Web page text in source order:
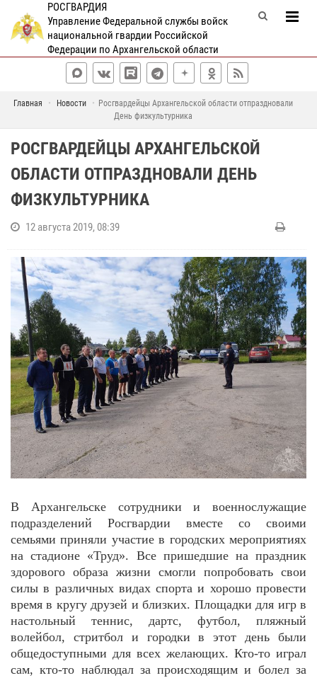
РОСГВАРДИЯ
Управление Федеральной службы войск
национальной гвардии Российской
Федерации по Архангельской области
Главная Новости
Росгвардейцы Архангельской области отпраздновали
День физкультурника
РОСГВАРДЕЙЦЫ АРХАНГЕЛЬСКОЙ
ОБЛАСТИ ОТПРАЗДНОВАЛИ ДЕНЬ
ФИЗКУЛЬТУРНИКА
12 августа 2019, 08:39
В Архангельске сотрудники и военнослужащие
подразделений Росгвардии вместе со своими
семьями приняли участие в городских мероприятиях
на стадионе «Труд». Все пришедшие на праздник
здорового образа жизни смогли попробовать свои
силы в различных видах спорта и хорошо провести
время в кругу друзей и близких. Площадки для игр в
настольный теннис, дартс, футбол, пляжный
волейбол, стритбол и городки в этот день были
общедоступными для всех желающих. Кто-то играл
сам, кто-то наблюдал за происходящим и болел за